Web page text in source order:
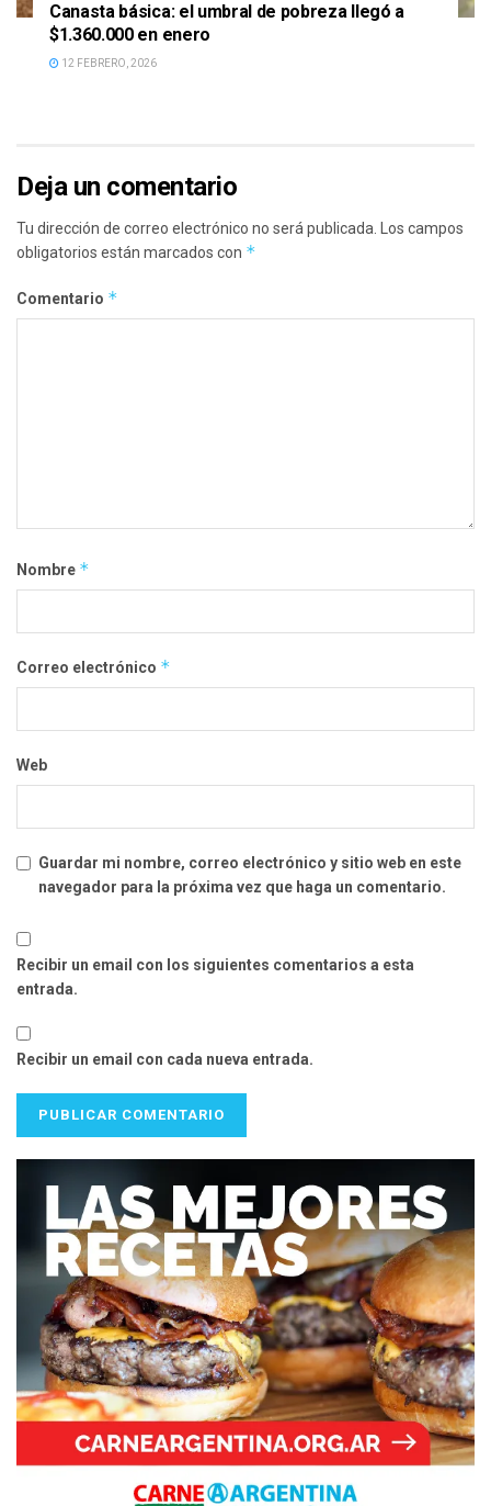
Canasta básica: el umbral de pobreza llegó a
$1.360.000 en enero
12 FEBRERO, 2026
Deja un comentario
Tu dirección de correo electrónico no será publicada. Los campos
obligatorios están marcados con *
Comentario *
Nombre *
Correo electrónico *
Web
Guardar mi nombre, correo electrónico y sitio web en este
navegador para la próxima vez que haga un comentario.
Recibir un email con los siguientes comentarios a esta
entrada.
Recibir un email con cada nueva entrada.